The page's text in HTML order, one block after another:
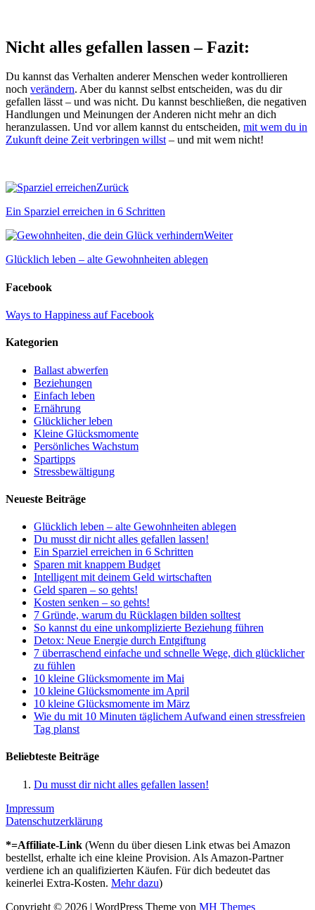
Nicht alles gefallen lassen – Fazit:
Du kannst das Verhalten anderer Menschen weder kontrollieren
noch verändern. Aber du kannst selbst entscheiden, was du dir
gefallen lässt – und was nicht. Du kannst beschließen, die negativen
Handlungen und Meinungen der Anderen nicht mehr an dich
heranzulassen. Und vor allem kannst du entscheiden, mit wem du in
Zukunft deine Zeit verbringen willst– und mit wem nicht!
Zurück
Ein Sparziel erreichen in 6 Schritten
Weiter
Glücklich leben – alte Gewohnheiten ablegen
Facebook
Ways to Happiness auf Facebook
Kategorien
Ballast abwerfen
Beziehungen
Einfach leben
Ernährung
Glücklicher leben
Kleine Glücksmomente
Persönliches Wachstum
Spartipps
Stressbewältigung
Neueste Beiträge
Glücklich leben – alte Gewohnheiten ablegen
Du musst dir nicht alles gefallen lassen!
Ein Sparziel erreichen in 6 Schritten
Sparen mit knappem Budget
Intelligent mit deinem Geld wirtschaften
Geld sparen – so gehts!
Kosten senken – so gehts!
7 Gründe, warum du Rücklagen bilden solltest
So kannst du eine unkomplizierte Beziehung führen
Detox: Neue Energie durch Entgiftung
7 überraschend einfache und schnelle Wege, dich glücklicher
zu fühlen
10 kleine Glücksmomente im Mai
10 kleine Glücksmomente im April
10 kleine Glücksmomente im März
Wie du mit 10 Minuten täglichem Aufwand einen stressfreien
Tag planst
Beliebteste Beiträge
Du musst dir nicht alles gefallen lassen!
Impressum
Datenschutzerklärung
*=Affiliate-Link (Wenn du über diesen Link etwas bei Amazon
bestellst, erhalte ich eine kleine Provision. Als Amazon-Partner
verdiene ich an qualifizierten Käufen. Für dich bedeutet das
keinerlei Extra-Kosten. Mehr dazu)
Copyright © 2026 | WordPress Theme von MH Themes